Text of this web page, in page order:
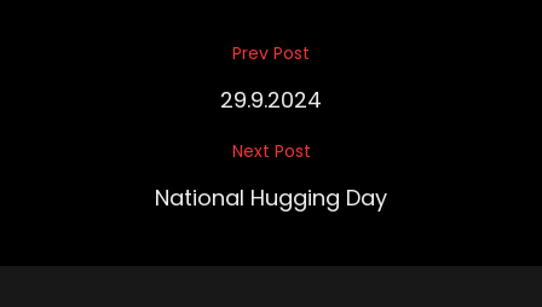
Beitragsnavigation
Prev Post
29.9.2024
Next Post
National Hugging Day